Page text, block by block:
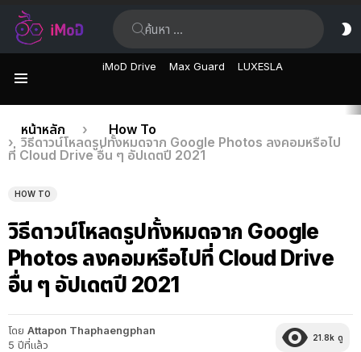
iMoD Drive Max Guard LUXESLA
เรื่อง
ล่าสุด
คุณอยู่ที่นี่:
หน้าหลัก
How To
วิธีดาวน์โหลดรูปทั้งหมดจาก Google Photos ลงคอมหรือไป
ที่ Cloud Drive อื่น ๆ อัปเดตปี 2021
HOW TO
วิธีดาวน์โหลดรูปทั้งหมดจาก Google
Photos ลงคอมหรือไปที่ Cloud Drive
อื่น ๆ อัปเดตปี 2021
โดย Attapon Thaphaengphan
5 ปีที่แล้ว
21.8k ดู